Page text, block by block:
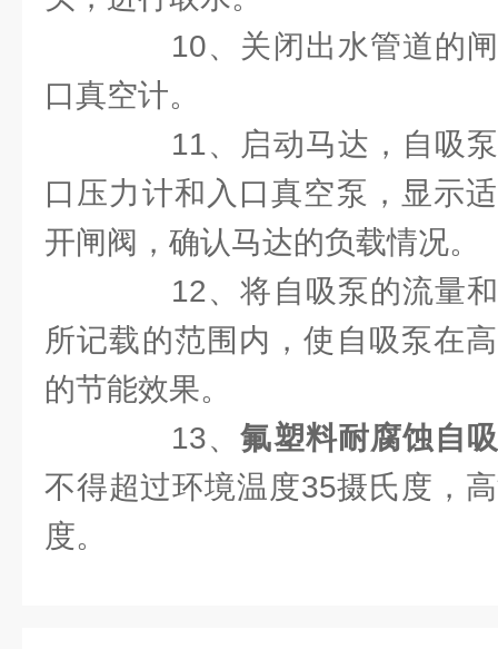
10、关闭出水管道的闸
口真空计。
11、启动马达，自吸泵
口压力计和入口真空泵，显示
开闸阀，确认马达的负载情况。
12、将自吸泵的流量和
所记载的范围内，使自吸泵在
的节能效果。
13、氟塑料耐腐蚀自
不得超过环境温度35摄氏度，
度。